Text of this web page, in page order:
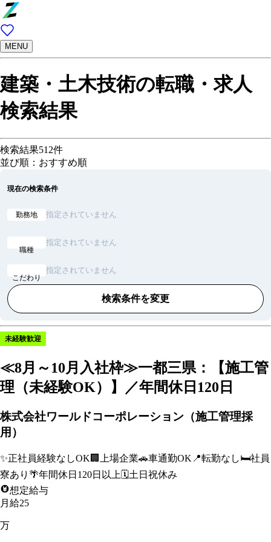
MENU
建築・土木技術の転職・求人
検索結果
検索結果512件
並び順：おすすめ順
現在の検索条件
勤務地 指定されていません
職種
指定されていません
こだわり
指定されていません
検索条件を変更
未経験歓迎
≪8月～10月入社枠≫一都三県：【施工管
理（未経験OK）】／年間休日120日
株式会社ワールドコーポレーション（施工管理採
用）
✨正社員経験なしOK🏢 上場企業🚗車通勤OK📍転勤なし🛏️社員
寮あり 🌴年間休日120日以上 🗓️土日祝休み
想定給与
月給25
万